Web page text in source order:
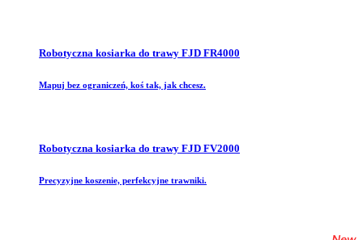
Robotyczna kosiarka do trawy FJD FR4000
Mapuj bez ograniczeń, koś tak, jak chcesz.
Robotyczna kosiarka do trawy FJD FV2000
Precyzyjne koszenie, perfekcyjne trawniki.